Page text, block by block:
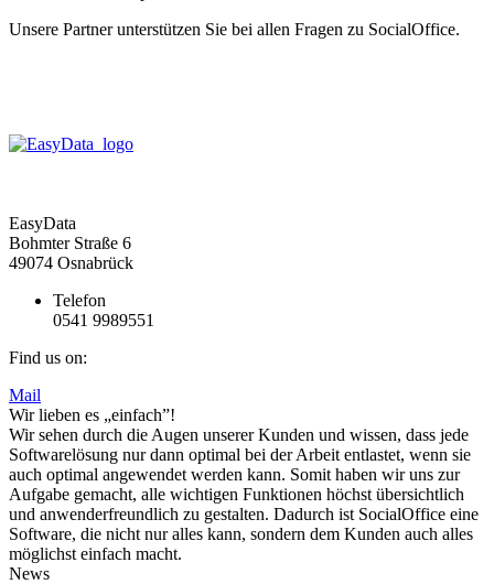
Unsere Partner unterstützen Sie bei allen Fragen zu SocialOffice.
EasyData
Bohmter Straße 6
49074 Osnabrück
Telefon
0541 9989551
Find us on:
Mail
Wir lieben es „einfach”!
Wir sehen durch die Augen unserer Kunden und wissen, dass jede
Softwarelösung nur dann optimal bei der Arbeit entlastet, wenn sie
auch optimal angewendet werden kann. Somit haben wir uns zur
Aufgabe gemacht, alle wichtigen Funktionen höchst übersichtlich
und anwenderfreundlich zu gestalten. Dadurch ist SocialOffice eine
Software, die nicht nur alles kann, sondern dem Kunden auch alles
möglichst einfach macht.
News